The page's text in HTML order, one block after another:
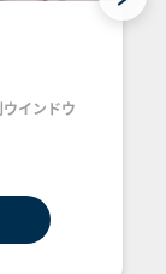
インドウ